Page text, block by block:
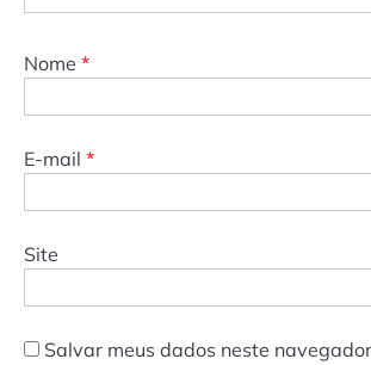
Nome *
E-mail *
Site
Salvar meus dados neste